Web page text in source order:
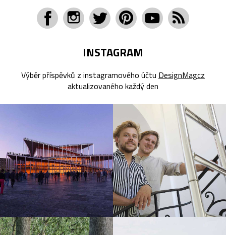
INSTAGRAM
Výběr příspěvků z instagramového účtu DesignMagcz
aktualizovaného každý den